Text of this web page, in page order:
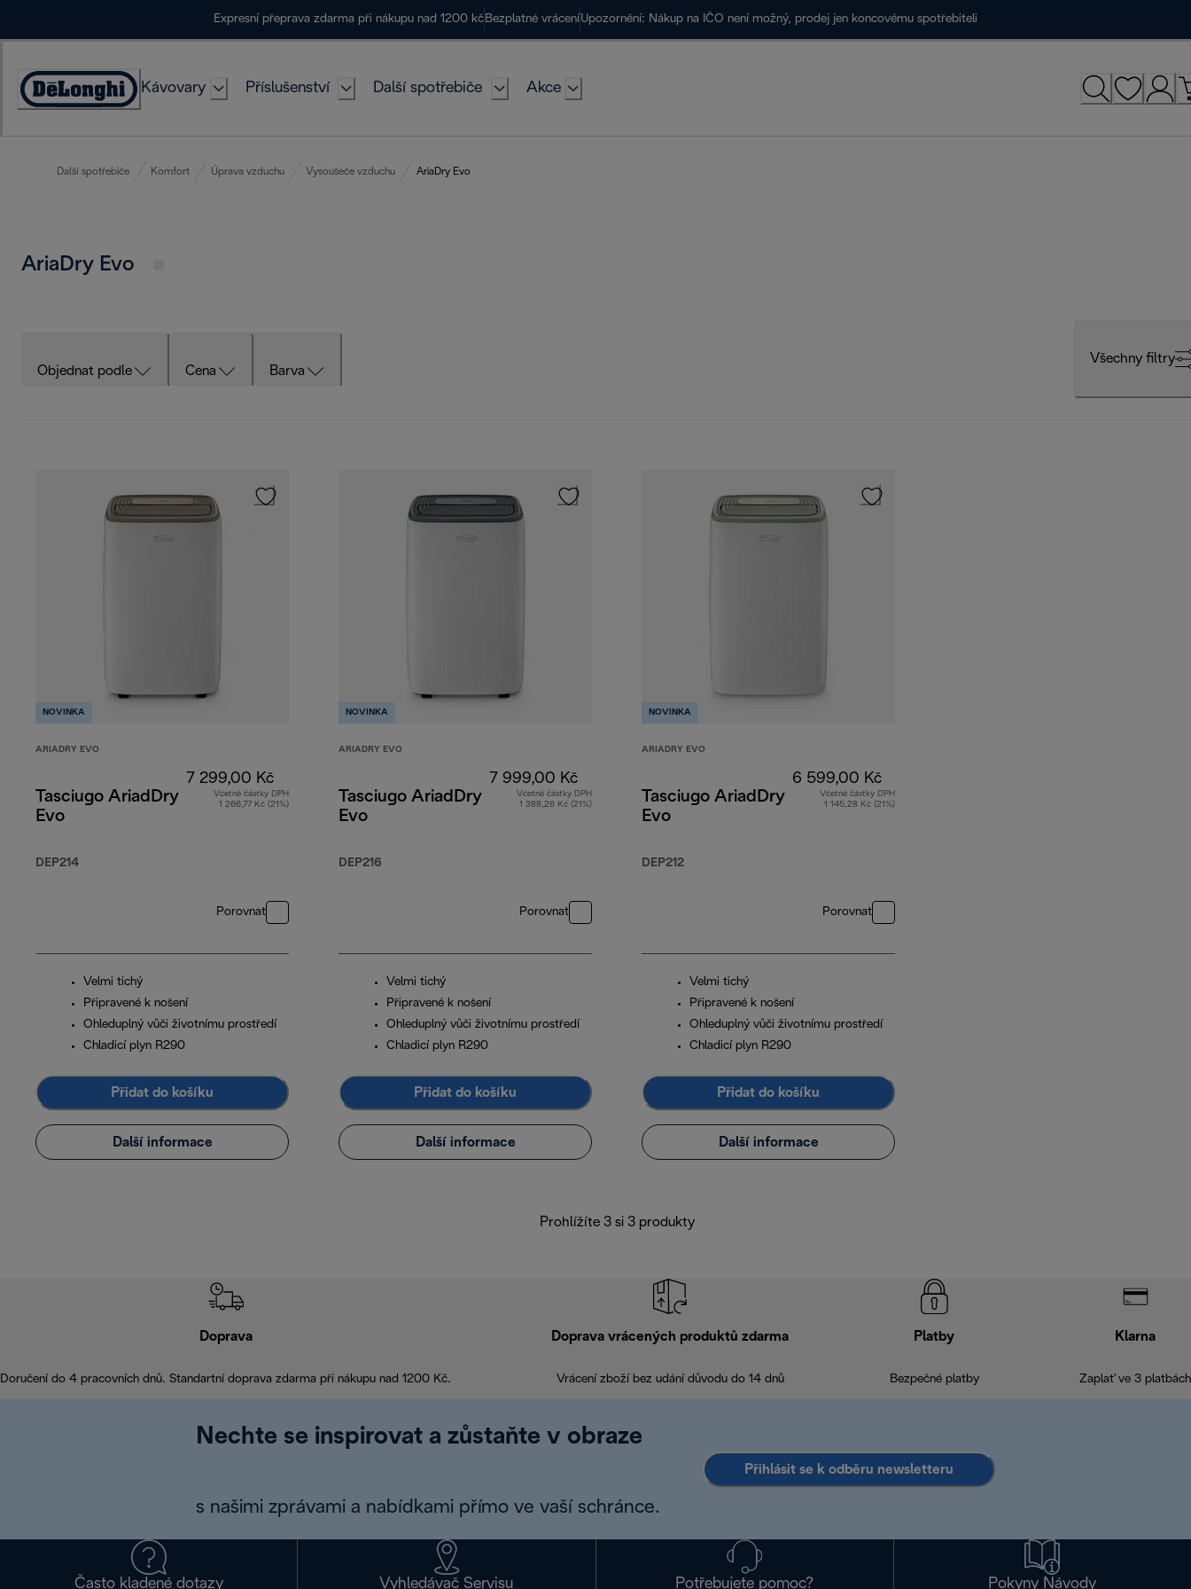
Expresní přeprava zdarma při nákupu nad 1200 kč Bezplatné vráceníUpozornění: Nákup na IČO není možný, prodej jen koncovému spotřebiteli
Accessibility
Kávovary Příslušenství Další spotřebiče Akce
Další spotřebiče Komfort Úprava vzduchu Vysoušeče vzduchu AriaDry Evo
AriaDry Evo
Objednat podle Cena Barva
Všechny filtry
NOVINKA
ARIADRY EVO
Tasciugo AriadDry
Evo
DEP214
7 299,00 Kč
Včetně částky DPH
1 266,77 Kč (21%)
Porovnat
Velmi tichý
Připravené k nošení
Ohleduplný vůči životnímu prostředí
Chladicí plyn R290
Přidat do košíku
Další informace
NOVINKA
ARIADRY EVO
Tasciugo AriadDry
Evo
DEP216
7 999,00 Kč
Včetně částky DPH
1 388,26 Kč (21%)
Porovnat
Velmi tichý
Připravené k nošení
Ohleduplný vůči životnímu prostředí
Chladicí plyn R290
Přidat do košíku
Další informace
NOVINKA
ARIADRY EVO
Tasciugo AriadDry
Evo
DEP212
6 599,00 Kč
Včetně částky DPH
1 145,28 Kč (21%)
Porovnat
Velmi tichý
Připravené k nošení
Ohleduplný vůči životnímu prostředí
Chladicí plyn R290
Přidat do košíku
Další informace
Prohlížíte 3 si 3 produkty
Doprava
Doručení do 4 pracovních dnů. Standartní doprava zdarma při nákupu nad 1200 Kč.
Doprava vrácených produktů zdarma
Vrácení zboží bez udání důvodu do 14 dnů
Platby
Bezpečné platby
Klarna
Zaplať ve 3 platbách
Nechte se inspirovat a zůstaňte v obraze
s našimi zprávami a nabídkami přímo ve vaší schránce.
Přihlásit se k odběru newsletteru
Často kladené dotazy Vyhledávač Servisu Potřebujete pomoc? Pokyny Návody